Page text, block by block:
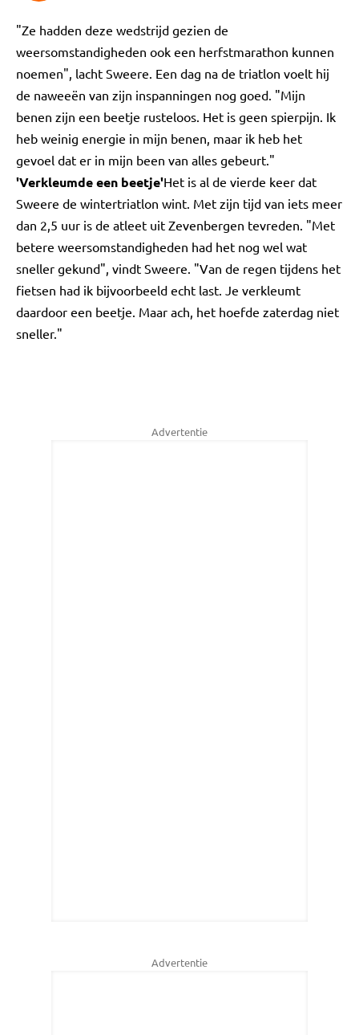
"Ze hadden deze wedstrijd gezien de
weersomstandigheden ook een herfstmarathon kunnen
noemen", lacht Sweere. Een dag na de triatlon voelt hij
de naweeën van zijn inspanningen nog goed. "Mijn
benen zijn een beetje rusteloos. Het is geen spierpijn. Ik
heb weinig energie in mijn benen, maar ik heb het
gevoel dat er in mijn been van alles gebeurt."
'Verkleumde een beetje'Het is al de vierde keer dat
Sweere de wintertriatlon wint. Met zijn tijd van iets meer
dan 2,5 uur is de atleet uit Zevenbergen tevreden. "Met
betere weersomstandigheden had het nog wel wat
sneller gekund", vindt Sweere. "Van de regen tijdens het
fietsen had ik bijvoorbeeld echt last. Je verkleumt
daardoor een beetje. Maar ach, het hoefde zaterdag niet
sneller."
Advertentie
Advertentie